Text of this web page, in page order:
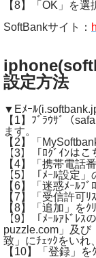
【8】「OK」を選
SoftBankサイト：
設定方法
▼Eﾒｰﾙ
【1】ﾌﾞﾗｳｻﾞ（
ます。
【2】「
【3】「ﾛｸﾞｲﾝは
【4】「携帯電話
【5】「ﾒｰﾙ設定
【6】「迷惑ﾒｰﾙﾌ
【7】「受信許可ﾘ
【8】「追加」をｸ
【9】「ﾒｰﾙｱﾄﾞﾚ
puzzle.com」及び
致」にﾁｪｯｸをいれ
【10】「登録」を